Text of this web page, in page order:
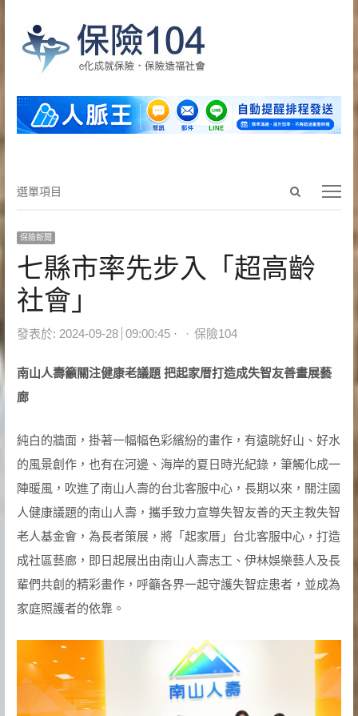
Open
search
選
項
目
選單項目
保險新聞
七縣市率先步入「超高齡
社會」
發表於: 2024-09-28 09:00:45 Author
保險104
南山人壽籲關注健康老議題 把起家厝打造成失智友善畫展藝
廊
純白的牆面，掛著一幅幅色彩繽紛的畫作，有遠眺好山、好水
的風景創作，也有在河邊、海岸的夏日時光紀錄，筆觸化成一
陣暖風，吹進了南山人壽的台北客服中心，長期以來，關注國
人健康議題的南山人壽，攜手致力宣導失智友善的天主教失智
老人基金會，為長者策展，將「起家厝」台北客服中心，打造
成社區藝廊，即日起展出由南山人壽志工、伊林娛樂藝人及長
輩們共創的精彩畫作，呼籲各界一起守護失智症患者，並成為
家庭照護者的依靠。